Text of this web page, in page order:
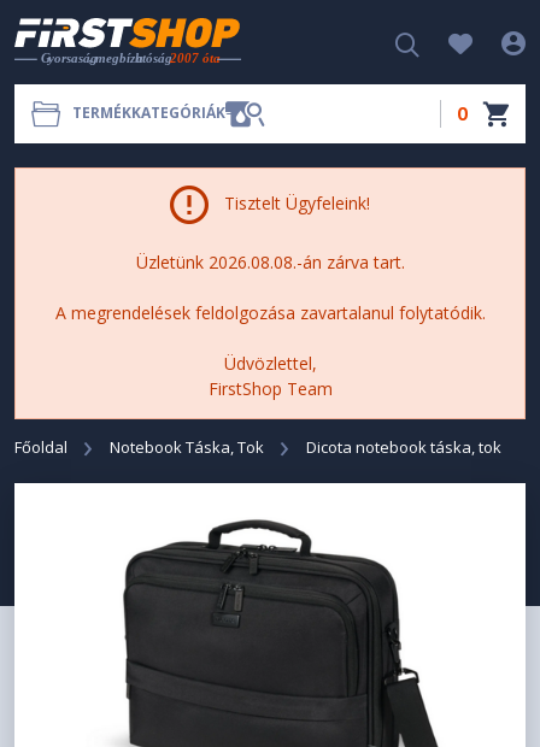
TERMÉKKATEGÓRIÁK 0
Tisztelt Ügyfeleink!
Üzletünk 2026.08.08.-án zárva tart.
A megrendelések feldolgozása zavartalanul folytatódik.
Üdvözlettel,
FirstShop Team
Főoldal Notebook Táska, Tok Dicota notebook táska, tok